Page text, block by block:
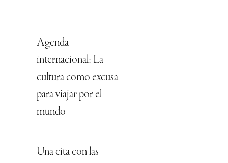
Agenda
internacional: La
cultura como excusa
para viajar por el
mundo
Una cita con las